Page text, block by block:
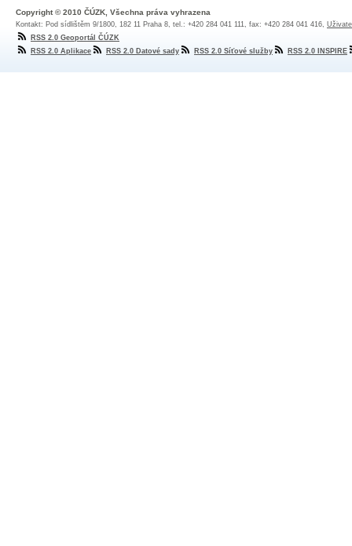
Copyright © 2010 ČÚZK, Všechna práva vyhrazena
Kontakt: Pod sídlištěm 9/1800, 182 11 Praha 8, tel.: +420 284 041 111, fax: +420 284 041 416,
RSS 2.0 Geoportál ČÚZK
RSS 2.0 Aplikace
RSS 2.0 Datové sady RSS 2.0 Síťové služby RSS 2.0 INSPIRE